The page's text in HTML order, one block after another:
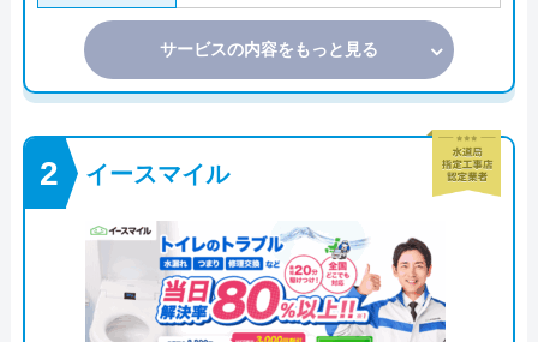
サービスの内容をもっと見る
イースマイル